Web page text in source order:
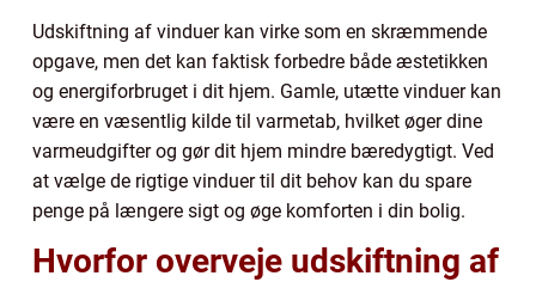
Udskiftning af vinduer kan virke som en skræmmende
opgave, men det kan faktisk forbedre både æstetikken
og energiforbruget i dit hjem. Gamle, utætte vinduer kan
være en væsentlig kilde til varmetab, hvilket øger dine
varmeudgifter og gør dit hjem mindre bæredygtigt. Ved
at vælge de rigtige vinduer til dit behov kan du spare
penge på længere sigt og øge komforten i din bolig.
Hvorfor overveje udskiftning af